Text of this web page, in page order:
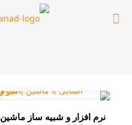
نرم افزار و شبیه ساز ماشین